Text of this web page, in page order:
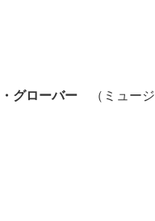
・グローバー （ミュージ